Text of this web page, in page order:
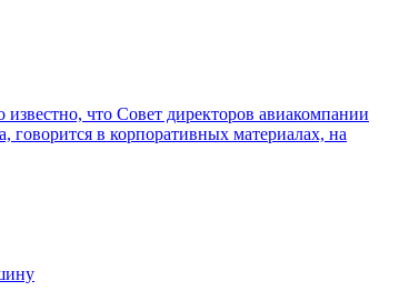
что Совет директоров авиакомпании
в корпоративных материалах, на